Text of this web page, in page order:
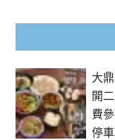
大
開
費
停